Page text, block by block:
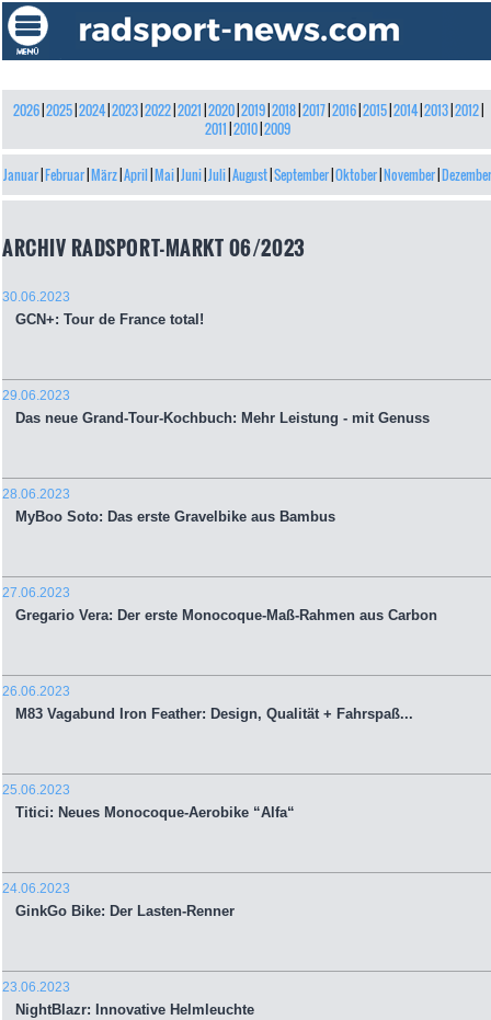
2026| 2025| 2024| 2023| 2022| 2021 2020| 2019| 2018| 2017| 2016| 2015| 2014| 2013| 2012|
2011 2010 2009
Januar Februar März April Mai Juni Juli August September Oktober November Dezember
ARCHIV RADSPORT-MARKT 06/2023
30.06.2023
GCN+: Tour de France total!
29.06.2023
Das neue Grand-Tour-Kochbuch: Mehr Leistung - mit Genuss
28.06.2023
MyBoo Soto: Das erste Gravelbike aus Bambus
27.06.2023
Gregario Vera: Der erste Monocoque-Maß-Rahmen aus Carbon
26.06.2023
M83 Vagabund Iron Feather: Design, Qualität + Fahrspaß...
25.06.2023
Titici: Neues Monocoque-Aerobike “Alfa“
24.06.2023
GinkGo Bike: Der Lasten-Renner
23.06.2023
NightBlazr: Innovative Helmleuchte